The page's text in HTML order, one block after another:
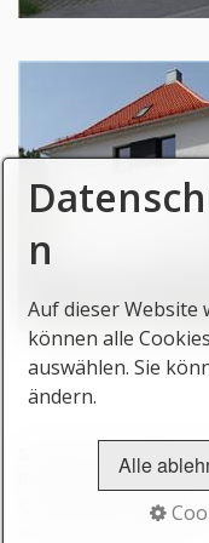
Kontakt
Recht auf Löschung
© 2026
n
Auf dieser Website
können alle
auswählen. Sie
ändern.
Alle